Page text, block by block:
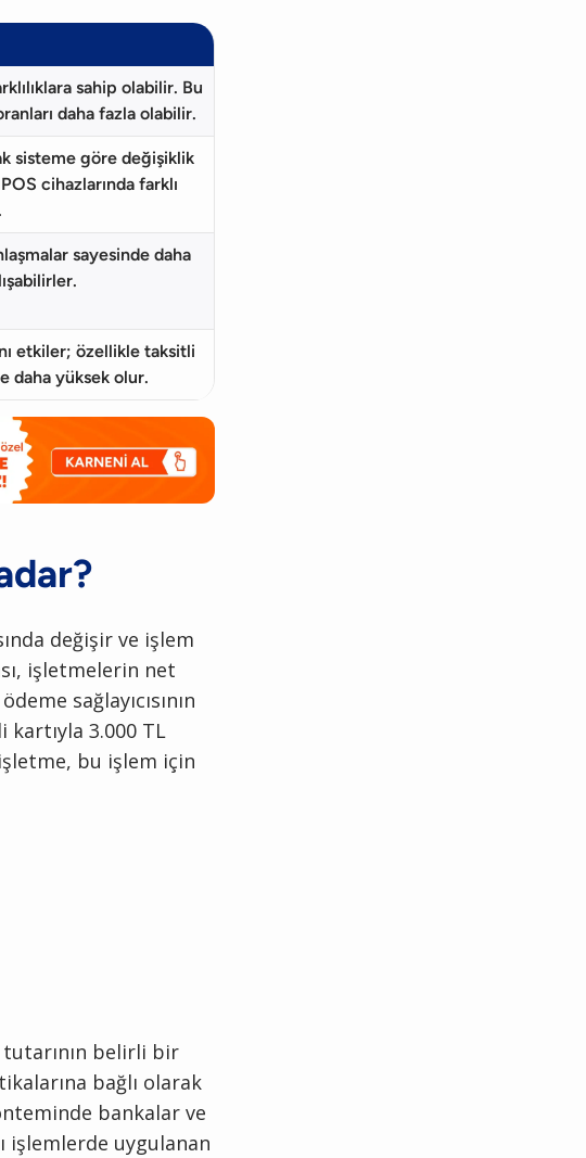
sahip olabilir. Bu
daha fazla olabilir.
sisteme göre değişiklik
cihazlarında farklı
sayesinde daha
etkiler; özellikle taksitli
daha yüksek olur.
değişir ve işlem
işletmelerin net
sağlayıcısının
3.000 TL
bu işlem için
belirli bir
bağlı olarak
bankalar ve
işlemlerde uygulanan